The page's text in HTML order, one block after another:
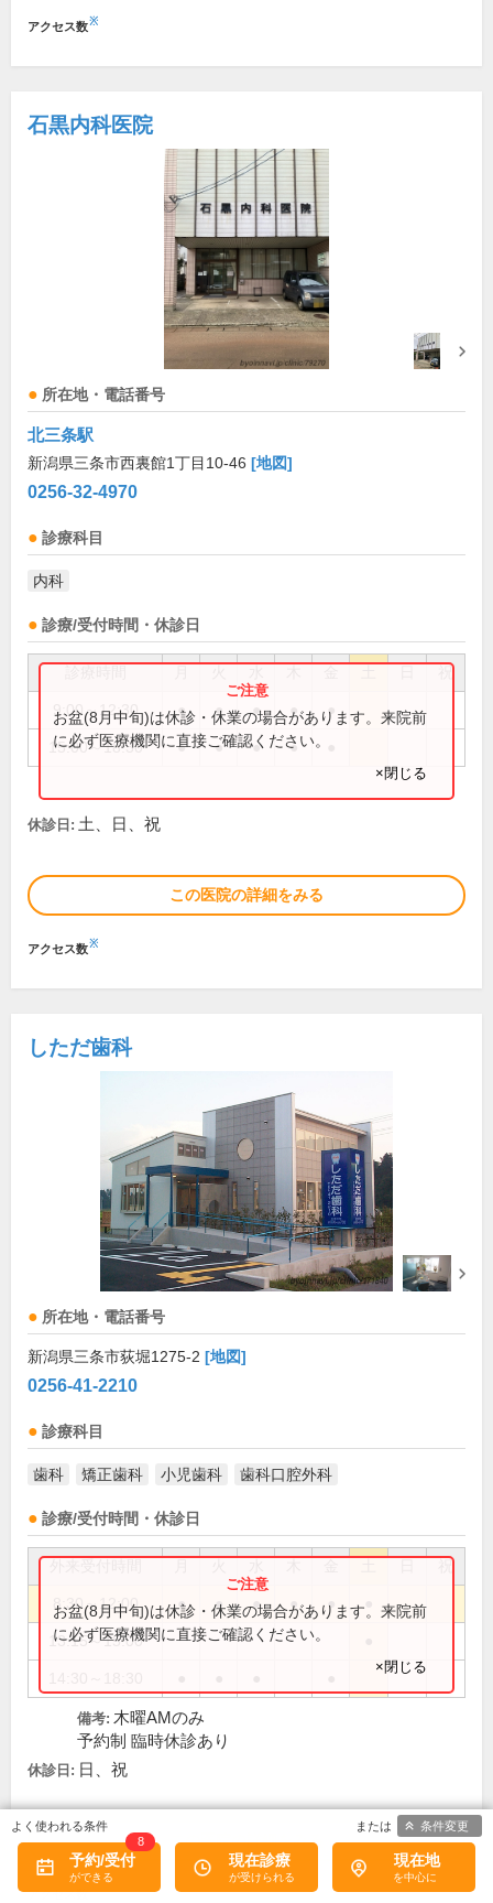
アクセス数※
石黒内科医院
所在地・電話番号
北三条駅
新潟県三条市西裏館1丁目10-46 [地図]
0256-32-4970
診療科目
内科
診療/受付時間・休診日
祝
9:00～12:30 ● ● ● ● ●
15:00～18:30 ● ● ● ●
お盆(8月中旬)は休診・休業の場合があります。来院前
に必ず医療機関に直接ご確認ください。
×閉じる
休診日: 土、日、祝
この医院の詳細をみる
アクセス数※
しただ歯科
所在地・電話番号
新潟県三条市荻堀1275-2 [地図]
0256-41-2210
診療科目
歯科 矯正歯科 小児歯科 歯科口腔外科
診療/受付時間・休診日
祝
8:30～12:00 ● ● ● ● ●
13:15～15:00
お盆(8月中旬)は休診・休業の場合があります。来院前
に必ず医療機関に直接ご確認ください。
×閉じる
備考: 木曜AMのみ
予約制 臨時休診あり
休診日: 日、祝
この医院の詳細をみる
アクセス数
予約/受付
8
現在診療 現在地
条件変更